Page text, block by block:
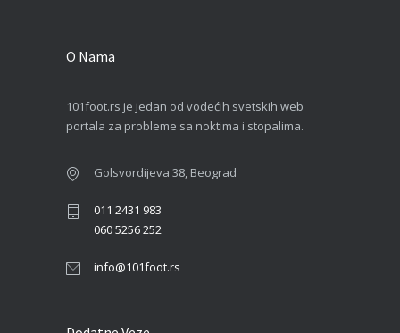
O Nama
101foot.rs je jedan od vodećih svetskih web
portala za probleme sa noktima i stopalima.
Golsvordijeva 38, Beograd
011 2431 983
060 5256 252
info@101foot.rs